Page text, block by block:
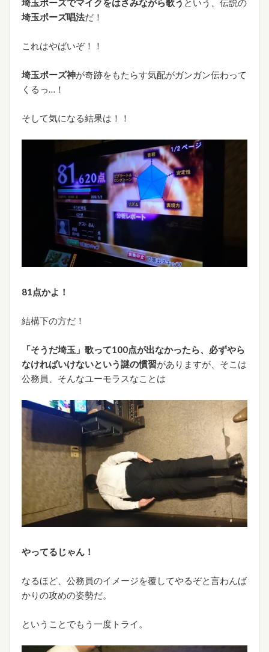
埼玉ポーズでマイクをはさみながら歌う という、伝説の
埼玉ポーズ唱法だ！
これはやばいぞ！！
埼玉ポーズ神が奇跡をもたらす気配がガンガン伝わって
くるっ…！
そして気になる結果は！！
81点かよ！
結構下の方だ！
「そうだ埼玉」歌って100点が出なかったら、必ずやら
なければいけないという謎の慣習がありますが、そこは
公務員、そんなユーモラスなことは
やってるじゃん！
なるほど、公務員のイメージを覆してやるぞと言わんば
かりの攻めの姿勢だ。
ということでもう一度トライ。